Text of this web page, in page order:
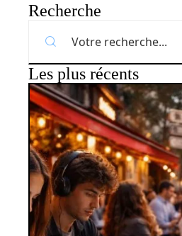
Recherche
Les plus récents